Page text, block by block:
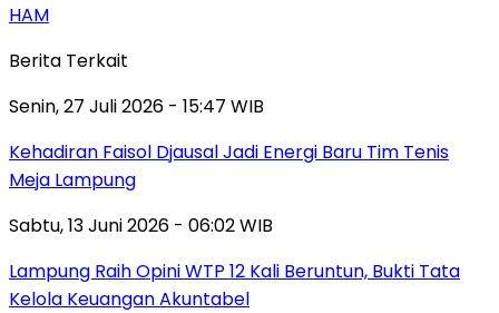
HAM
Berita Terkait
Senin, 27 Juli 2026 - 15:47 WIB
Kehadiran Faisol Djausal Jadi Energi Baru Tim Tenis
Meja Lampung
Sabtu, 13 Juni 2026 - 06:02 WIB
Lampung Raih Opini WTP 12 Kali Beruntun, Bukti Tata
Kelola Keuangan Akuntabel